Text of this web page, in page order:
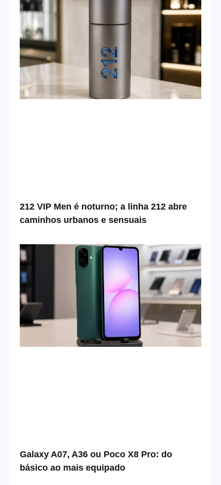
212 VIP Men é noturno; a linha 212 abre
caminhos urbanos e sensuais
Galaxy A07, A36 ou Poco X8 Pro: do
básico ao mais equipado